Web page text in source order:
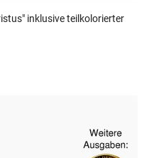
inklusive teilkolorierter